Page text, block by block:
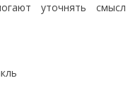
уточнять смысл